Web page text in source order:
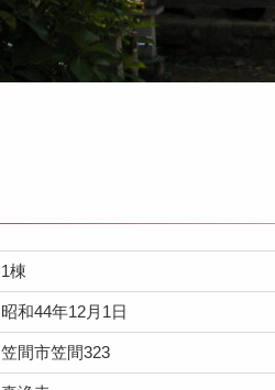
1棟
昭和44年12月1日
笠間市笠間323